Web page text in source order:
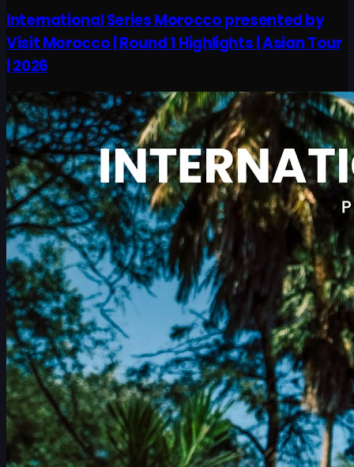
International Series Morocco presented by
Visit Morocco | Round 1 Highlights | Asian Tour
| 2026